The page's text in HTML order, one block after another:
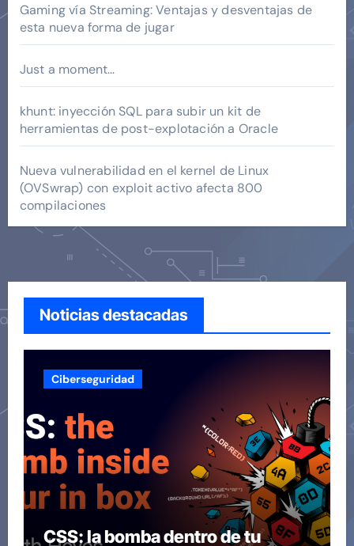
Gaming vía Streaming: Ventajas y desventajas de
esta nueva forma de jugar
Just a moment…
khunt: inyección SQL para subir un kit de
herramientas de post-explotación a Oracle
Nueva vulnerabilidad en el kernel de Linux
(OVSwrap) con exploit activo afecta 800
compilaciones
Noticias destacadas
Ciberseguridad
CSS: la bomba dentro de tu